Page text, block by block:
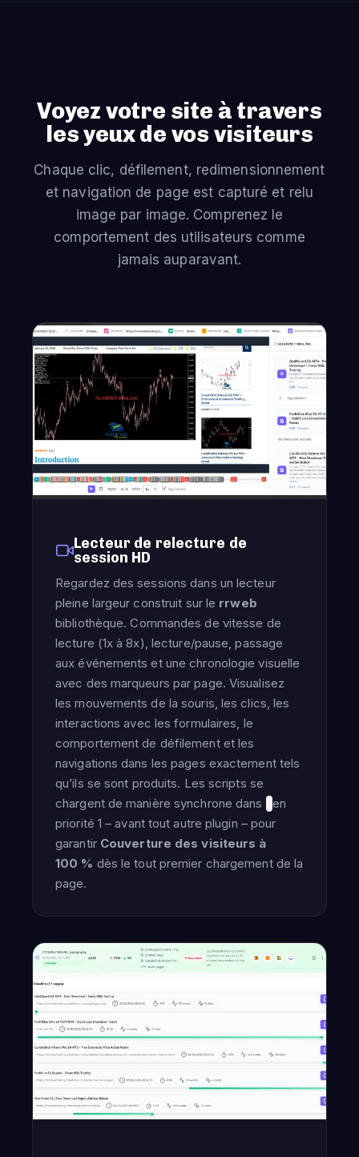
Voyez votre site à travers
les yeux de vos visiteurs
Chaque clic, défilement, redimensionnement
et navigation de page est capturé et relu
image par image. Comprenez le
comportement des utilisateurs comme
jamais auparavant.
Lecteur de relecture de
session HD
Regardez des sessions dans un lecteur
pleine largeur construit sur le rrweb
bibliothèque. Commandes de vitesse de
lecture (1x à 8x), lecture/pause, passage
aux événements et une chronologie visuelle
avec des marqueurs par page. Visualisez
les mouvements de la souris, les clics, les
interactions avec les formulaires, le
comportement de défilement et les
navigations dans les pages exactement tels
qu’ils se sont produits. Les scripts se
chargent de manière synchrone dans
en
priorité 1 – avant tout autre plugin – pour
garantir Couverture des visiteurs à
100 % dès le tout premier chargement de la
page.